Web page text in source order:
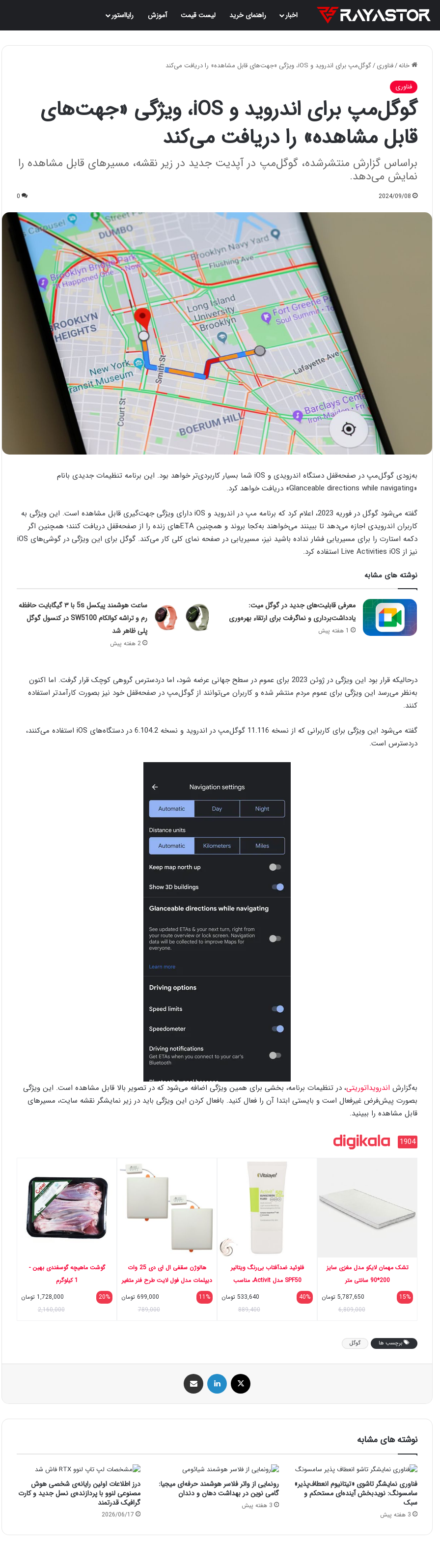
اخبار راهنمای خرید لیست قیمت آموزش رایااستور
خانه/فناوری/گوگل‌مپ برای اندروید و iOS، ویژگی «جهت‌های قابل مشاهده» را دریافت می‌کند
فناوری
گوگل‌مپ برای اندروید و iOS، ویژگی «جهت‌های
قابل مشاهده» را دریافت می‌کند
براساس گزارش منتشرشده، گوگل‌مپ در آپدیت جدید در زیر نقشه، مسیرهای قابل مشاهده را
نمایش می‌دهد.
2024/09/08
0
به‌زودی گوگل‌مپ در صفحه‌قفل دستگاه اندرویدی و iOS شما بسیار کاربردی‌تر خواهد بود. این برنامه تنظیمات جدیدی بانام
«Glanceable directions while navigating» دریافت خواهد کرد.
گفته می‌شود گوگل در فوریه 2023، اعلام کرد که برنامه مپ در اندروید و iOS دارای ویژگی جهت‌گیری قابل مشاهده است. این ویژگی به
کاربران اندرویدی اجازه می‌دهد تا ببینند می‌خواهند به‌کجا بروند و همچنین ETAهای زنده را از صفحه‌قفل دریافت کنند؛ همچنین اگر
دکمه استارت را برای مسیریابی فشار نداده باشید نیز، مسیریابی در صفحه نمای کلی کار می‌کند. گوگل برای این ویژگی در گوشی‌های iOS
نیز از Live Activities iOS استفاده کرد.
نوشته های مشابه
معرفی قابلیت‌های جدید در گوگل میت:
یادداشت‌برداری و نماگرفت برای ارتقاء بهره‌وری
1 هفته پیش
ساعت هوشمند پیکسل 5s با ۳ گیگابایت حافظه
رم و تراشه کوالکام SW5100 در کنسول گوگل
پلی ظاهر شد
2 هفته پیش
درحالیکه قرار بود این ویژگی در ژوئن 2023 برای عموم در سطح جهانی عرضه شود، اما دردسترس گروهی کوچک قرار گرفت. اما اکنون
به‌نظر می‌رسد این ویژگی برای عموم مردم منتشر شده و کاربران می‌توانند از گوگل‌مپ در صفحه‌قفل خود نیز بصورت کارآمدتر استفاده
کنند.
گفته می‌شود این ویژگی برای کاربرانی که از نسخه 11.116 گوگل‌مپ در اندروید و نسخه 6.104.2 در دستگاه‌های iOS استفاده می‌کنند،
دردسترس است.
به‌گزارش اندرویداتوریتی، در تنظیمات برنامه، بخشی برای همین ویژگی اضافه می‌شود که در تصویر بالا قابل مشاهده است. این ویژگی
بصورت پیش‌فرض غیرفعال است و بایستی ابتدا آن را فعال کنید. بافعال کردن این ویژگی باید در زیر نمایشگر نقشه سایت، مسیرهای
قابل مشاهده را ببینید.
1904
تشک مهمان لایکو مدل مغزی سایز
200*90 سانتی متر
15%
5,787,650 تومان
6,809,000
فلوئید ضدآفتاب بی‌رنگ ویتالیر
SPF50 مدل Activit، مناسب
پوست‌های مختلط و چرب، حجم 50
میلی‌لیتر
40%
533,640 تومان
889,400
هالوژن سقفی ال ای دی 25 وات
دیپلمات مدل فول لایت طرح فنر متغیر
توکار مربع بسته 2 عددی
11%
699,000 تومان
789,000
گوشت ماهیچه گوسفندی بهین -
1 کیلوگرم
20%
1,728,000 تومان
2,160,000
برچسب ها گوگل
ایکس لینکداین
نوشته های مشابه
فناوری نمایشگر تاشوی «تیتانیوم انعطاف‌پذیر»
سامسونگ: نویدبخش آینده‌ای مستحکم و
سبک
3 هفته پیش
رونمایی از واتر فلاسر هوشمند حرفه‌ای میجیا:
گامی نوین در بهداشت دهان و دندان
3 هفته پیش
درز اطلاعات اولین رایانه‌ی شخصی هوش
مصنوعی لنوو با پردازنده‌ی نسل جدید و کارت
گرافیک قدرتمند
2026/06/17